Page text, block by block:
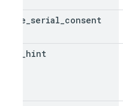
enable serial consent
hint